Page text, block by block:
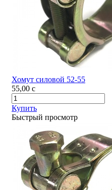
Хомут силовой 52-55
55,00 c
Купить
Быстрый просмотр